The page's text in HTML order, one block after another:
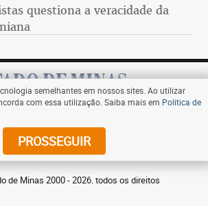
questiona a veracidade da
Assine
de Minas 2000 - 2026. todos os direitos
semelhantes em nossos sites. Ao utilizar
com essa utilização. Saiba mais em Política de
PROSSEGUIR